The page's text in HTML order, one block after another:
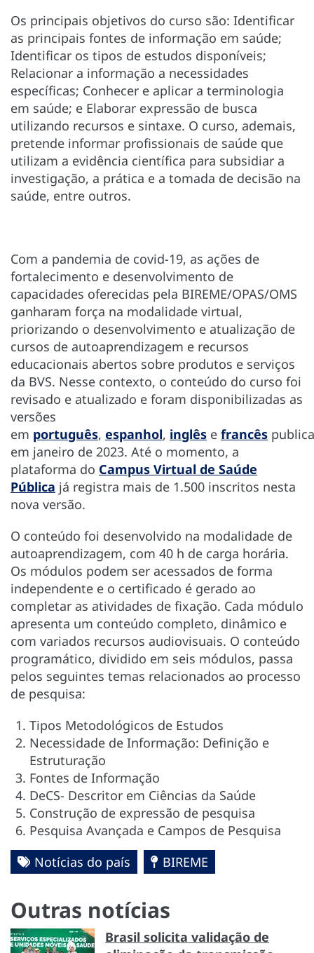
Os principais objetivos do curso são: Identificar
as principais fontes de informação em saúde;
Identificar os tipos de estudos disponíveis;
Relacionar a informação a necessidades
específicas; Conhecer e aplicar a terminologia
em saúde; e Elaborar expressão de busca
utilizando recursos e sintaxe. O curso, ademais,
pretende informar profissionais de saúde que
utilizam a evidência científica para subsidiar a
investigação, a prática e a tomada de decisão na
saúde, entre outros.
Com a pandemia de covid-19, as ações de
fortalecimento e desenvolvimento de
capacidades oferecidas pela BIREME/OPAS/OMS
ganharam força na modalidade virtual,
priorizando o desenvolvimento e atualização de
cursos de autoaprendizagem e recursos
educacionais abertos sobre produtos e serviços
da BVS. Nesse contexto, o conteúdo do curso foi
revisado e atualizado e foram disponibilizadas as
versões
em português, espanhol, inglês e francês
em janeiro de 2023. Até o momento, a
plataforma do Campus Virtual de Saúde
Pública já registra mais de 1.500 inscritos nesta
nova versão.
O conteúdo foi desenvolvido na modalidade de
autoaprendizagem, com 40 h de carga horária.
Os módulos podem ser acessados de forma
independente e o certificado é gerado ao
completar as atividades de fixação. Cada módulo
apresenta um conteúdo completo, dinâmico e
com variados recursos audiovisuais. O conteúdo
programático, dividido em seis módulos, passa
pelos seguintes temas relacionados ao processo
de pesquisa:
Tipos Metodológicos de Estudos
Necessidade de Informação: Definição e
Estruturação
Fontes de Informação
DeCS- Descritor em Ciências da Saúde
Construção de expressão de pesquisa
Pesquisa Avançada e Campos de Pesquisa
Notícias do país
BIREME
Outras notícias
Brasil solicita validação de